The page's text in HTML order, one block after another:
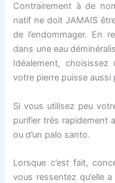
Contrairement à de
natif ne doit JAMAIS
de l’endommager. En
dans une eau
Idéalement,
votre pierre puisse aussi
Si vous utilisez peu
purifier très rapidement
ou d’un palo santo.
Lorsque c’est fait,
vous ressentez qu’elle